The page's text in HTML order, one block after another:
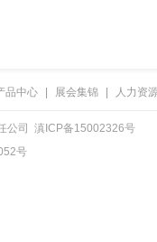
品中心 展会集锦 人力资
公司 滇ICP备15002326号
号